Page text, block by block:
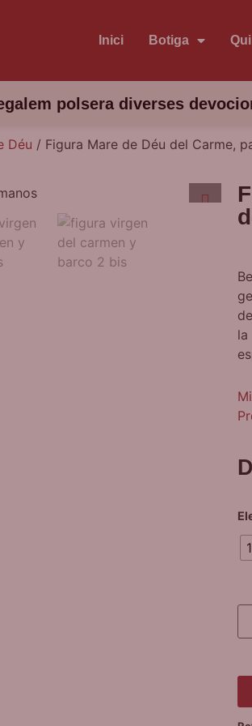
Inici Botiga
polsera diverses
Déu / Figura Mare de Déu del Carme,